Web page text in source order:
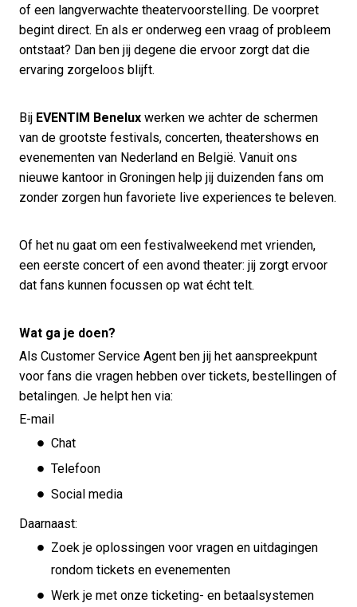
of een langverwachte theatervoorstelling. De voorpret
begint direct. En als er onderweg een vraag of probleem
ontstaat? Dan ben jij degene die ervoor zorgt dat die
ervaring zorgeloos blijft.
Bij EVENTIM Benelux werken we achter de schermen
van de grootste festivals, concerten, theatershows en
evenementen van Nederland en België. Vanuit ons
nieuwe kantoor in Groningen help jij duizenden fans om
zonder zorgen hun favoriete live experiences te beleven.
Of het nu gaat om een festivalweekend met vrienden,
een eerste concert of een avond theater: jij zorgt ervoor
dat fans kunnen focussen op wat écht telt.
Wat ga je doen?
Als Customer Service Agent ben jij het aanspreekpunt
voor fans die vragen hebben over tickets, bestellingen of
betalingen. Je helpt hen via:
E-mail
Chat
Telefoon
Social media
Daarnaast:
Zoek je oplossingen voor vragen en uitdagingen
rondom tickets en evenementen
Werk je met onze ticketing- en betaalsystemen